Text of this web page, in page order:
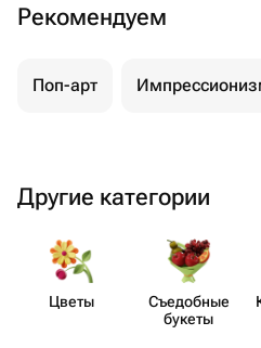
Рекомендуем
Поп-арт
Другие категории
Цветы
Съедобные
букеты